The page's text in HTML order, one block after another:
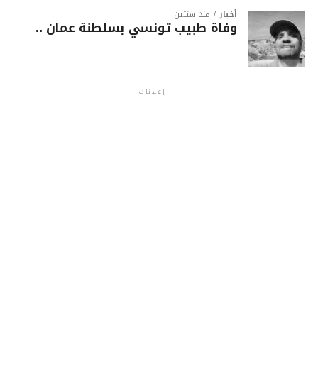
أخبار منذ سنتين
وفاة طبيب تونسي بسلطنة عمان ..
إعلانات